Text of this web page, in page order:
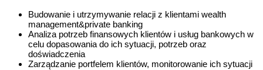
Budowanie i utrzymywanie relacji z klientami wealth
management&private banking
Analiza potrzeb finansowych klientów i usług bankowych w
celu dopasowania do ich sytuacji, potrzeb oraz
doświadczenia
Zarządzanie portfelem klientów, monitorowanie ich sytuacji